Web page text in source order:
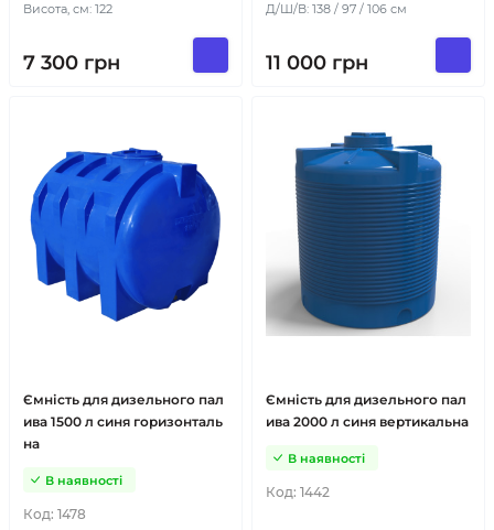
Висота, см: 122
7 300 грн
Д/Ш/В: 138 / 97 / 106 см
11 000 грн
Ємність для дизельного пал
ива 1500 л синя горизонталь
на
Код: 1478
В наявності
Ємність для дизельного пал
ива 2000 л синя вертикальна
Код: 1442
В наявності